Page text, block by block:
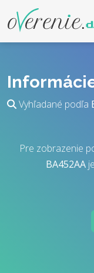
Vyhľadané podľa
Pre zobrazenie
BA452AA